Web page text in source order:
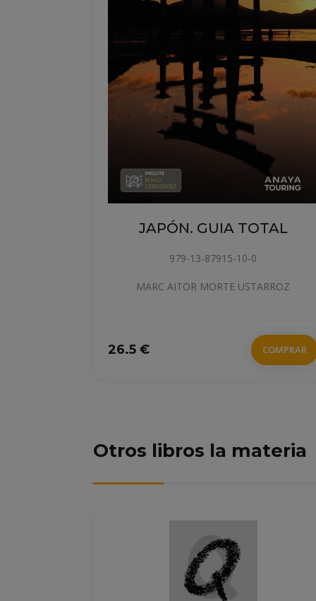
COMPRAR
TURQUÍA.
TOURING
Otros libros la materia